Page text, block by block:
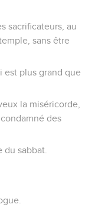
sacrificateurs, au
sans être
est plus grand que
la miséricorde,
des
du sabbat.